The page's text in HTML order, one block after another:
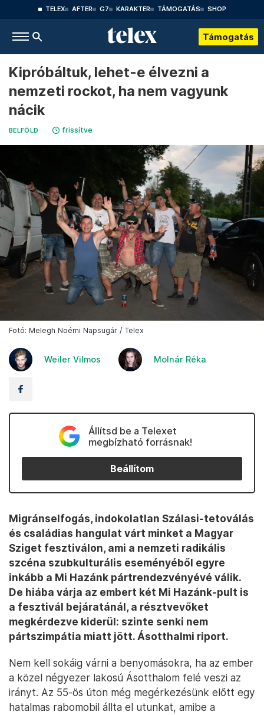
TELEX AFTER G7 KARAKTER TÁMOGATÁS SHOP
Támogatás
Kipróbáltuk, lehet-e élvezni a
nemzeti rockot, ha nem vagyunk
nácik
BELFÖLD frissítve
Fotó: Melegh Noémi Napsugár / Telex
Weiler Vilmos Molnár Réka
Állítsd be a Telexet
megbízható forrásnak!
Beállítom
Migránselfogás, indokolatlan Szálasi-tetoválás
és családias hangulat várt minket a Magyar
Sziget fesztiválon, ami a nemzeti radikális
szcéna szubkulturális eseményéből egyre
inkább a Mi Hazánk pártrendezvényévé válik.
De hiába várja az embert két Mi Hazánk-pult is
a fesztivál bejáratánál, a résztvevőket
megkérdezve kiderül: szinte senki nem
pártszimpátia miatt jött. Ásotthalmi riport.
Nem kell sokáig várni a benyomásokra, ha az ember
a közel négyezer lakosú Ásotthalom felé veszi az
irányt. Az 55-ös úton még megérkezésünk előtt egy
hatalmas rabomobil állta el utunkat, amibe a